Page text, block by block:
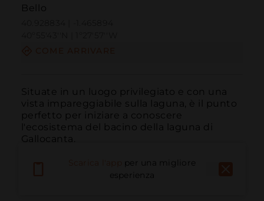
Bello
Situate in un luogo privilegiato e con una
vista impareggiabile sulla laguna, è il punto
perfetto per iniziare a conoscere
l'ecosistema del bacino della laguna di
Gallocanta.
per una migliore
esperienza